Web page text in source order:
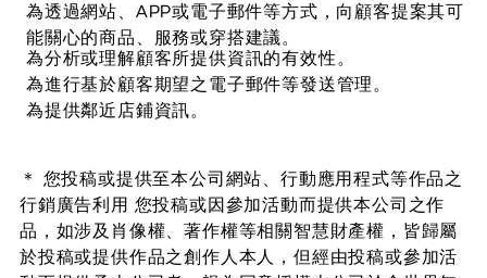
為透過網站、APP或電子郵件等方式，向顧客提案其可
能關心的商品、服務或穿搭建議。
為分析或理解顧客所提供資訊的有效性。
為進行基於顧客期望之電子郵件等發送管理。
為提供鄰近店鋪資訊。
＊ 您投稿或提供至本公司網站、行動應用程式等作品之
行銷廣告利用 您投稿或因參加活動而提供本公司之作
品，如涉及肖像權、著作權等相關智慧財產權，皆歸屬
於投稿或提供作品之創作人本人，但經由投稿或參加活